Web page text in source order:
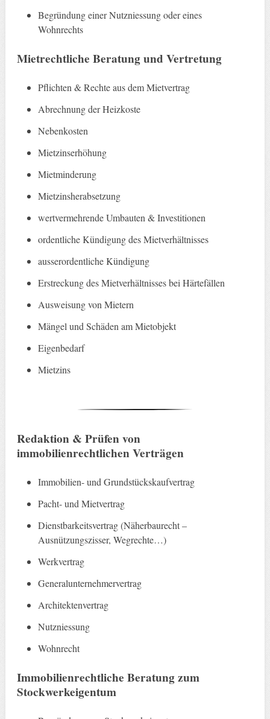
Begründung einer Nutzniessung oder eines
Wohnrechts
Mietrechtliche Beratung und Vertretung
Pflichten & Rechte aus dem Mietvertrag
Abrechnung der Heizkoste
Nebenkosten
Mietzinserhöhung
Mietminderung
Mietzinsherabsetzung
wertvermehrende Umbauten & Investitionen
ordentliche Kündigung des Mietverhältnisses
ausserordentliche Kündigung
Erstreckung des Mietverhältnisses bei Härtefällen
Ausweisung von Mietern
Mängel und Schäden am Mietobjekt
Eigenbedarf
Mietzins
Redaktion & Prüfen von
immobilienrechtlichen Verträgen
Immobilien- und Grundstückskaufvertrag
Pacht- und Mietvertrag
Dienstbarkeitsvertrag (Näherbaurecht –
Ausnützungszisser, Wegrechte…)
Werkvertrag
Generalunternehmervertrag
Architektenvertrag
Nutzniessung
Wohnrecht
Immobilienrechtliche Beratung zum
Stockwerkeigentum